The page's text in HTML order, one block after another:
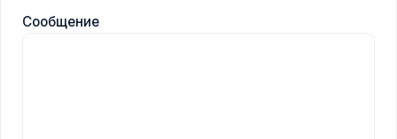
Сообщение